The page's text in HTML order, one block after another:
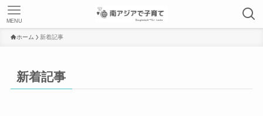
MENU
ホーム 新着記事
新着記事